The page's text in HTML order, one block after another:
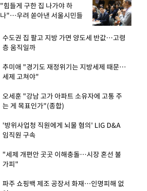
"힘들게 구한 집 나가야 하
나"…우려 쏟아낸 서울시민들
수도권 집 팔고 지방 가면 양도세 반값…고령
층 움직일까
추미애 "경기도 재정위기는 지방세제 때문…
세제 고쳐야"
오세훈 "강남 고가 아파트 소유자에 고통 주
는 게 목표인가"(종합)
'방위사업청 직원에게 뇌물 혐의' LIG D&A
임직원 구속
"세제 개편안 곳곳 이해충돌…시장 혼선 불
가피"
파주 쇼핑백 제조 공장서 화재…인명피해 없